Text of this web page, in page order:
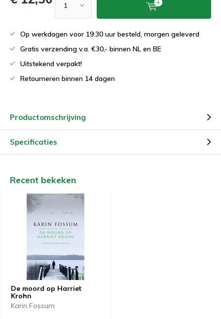
Op werkdagen voor 19:30 uur besteld, morgen geleverd
Gratis verzending v.a. €30,- binnen NL en BE
Uitstekend verpakt!
Retourneren binnen 14 dagen
Productomschrijving
Specificaties
Recent bekeken
De moord op Harriet
Krohn
Karin Fossum